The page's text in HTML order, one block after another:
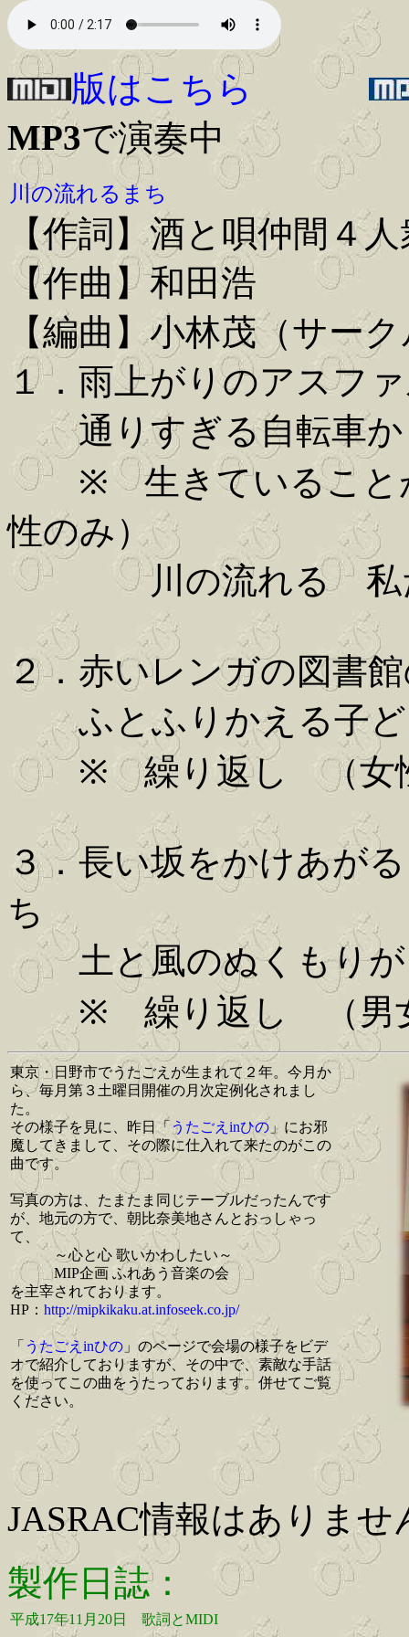
版はこちら
MP3で演奏中
川の流れるまち
【作詞】酒と唄仲間４
【作曲】和田浩
【編曲】小林茂（サー
１．雨上がりのアスフ
通りすぎる自転車か
※ 生きていること
性のみ）
川の流れる 私た
２．赤いレンガの図書
ふとふりかえる子ど
※ 繰り返し （女性
３．長い坂をかけあが
ち
土と風のぬくもりが
※ 繰り返し （男女
東京・日野市でうたごえが生まれて２年。今月か
ら、毎月第３土曜日開催の月次定例化されまし
た。
その様子を見に、昨日「 うたごえinひの 」にお邪
魔してきまして、その際に仕入れて来たのがこの
曲です。
写真の方は、たまたま同じテーブルだったんです
が、地元の方で、朝比奈美地さんとおっしゃっ
て、
～心と心 歌いかわしたい～
MIP企画 ふれあう音楽の会
を主宰されております。
HP： http://mipkikaku.at.infoseek.co.jp/
「 うたごえinひの 」のページで会場の様子をビデ
オで紹介しておりますが、その中で、素敵な手話
を使ってこの曲をうたっております。併せてご覧
ください。
JASRAC情報はありませ
製作日誌：
平成17年11月20日 歌詞とMIDI